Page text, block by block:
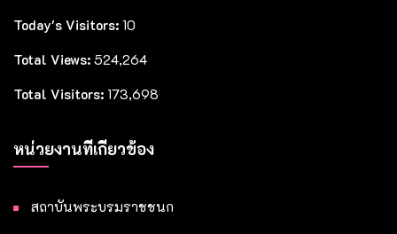
Today's Visitors: 10
Total Views: 524,264
Total Visitors: 173,698
หน่วยงานที่เกี่ยวข้อง
สถาบันพระบรมราชชนก